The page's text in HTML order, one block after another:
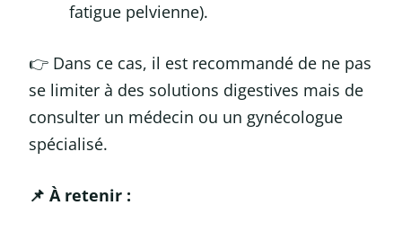
fatigue pelvienne).
👉 Dans ce cas, il est recommandé de ne pas
se limiter à des solutions digestives mais de
consulter un médecin ou un gynécologue
spécialisé.
📌 À retenir :